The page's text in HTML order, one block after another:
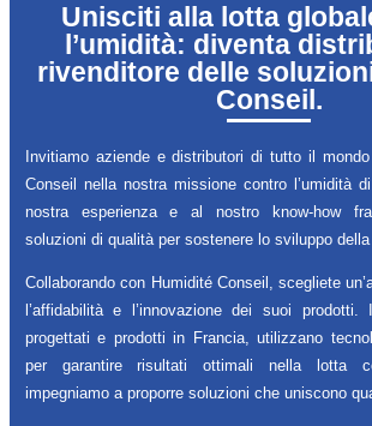
Unisciti alla lotta
l’umidità: diventa
rivenditore delle
Conseil.
Invitiamo aziende e distributori di tutto il
Conseil nella nostra missione contro l’umidità
nostra esperienza e al nostro know-how
soluzioni di qualità per sostenere lo sviluppo
Collaborando con Humidité Conseil, scegliete
l’affidabilità e l’innovazione dei suoi prodotti.
progettati e prodotti in Francia, utilizzano
per garantire risultati ottimali nella lotta
impegniamo a proporre soluzioni che uniscono